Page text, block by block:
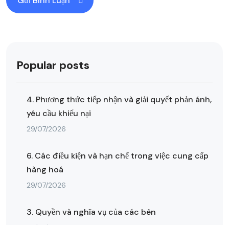
Popular posts
4. Phương thức tiếp nhận và giải quyết phản ánh,
yêu cầu khiếu nại
29/07/2026
6. Các điều kiện và hạn chế trong việc cung cấp
hàng hoá
29/07/2026
3. Quyền và nghĩa vụ của các bên